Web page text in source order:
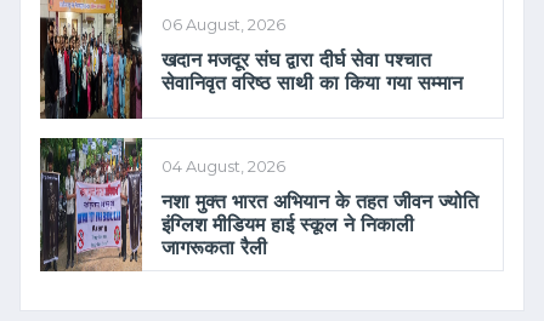
06 August, 2026
खदान मजदूर संघ द्वारा दीर्घ सेवा पश्चात
सेवानिवृत वरिष्ठ साथी का किया गया सम्मान
04 August, 2026
नशा मुक्त भारत अभियान के तहत जीवन ज्योति
इंग्लिश मीडियम हाई स्कूल ने निकाली
जागरूकता रैली